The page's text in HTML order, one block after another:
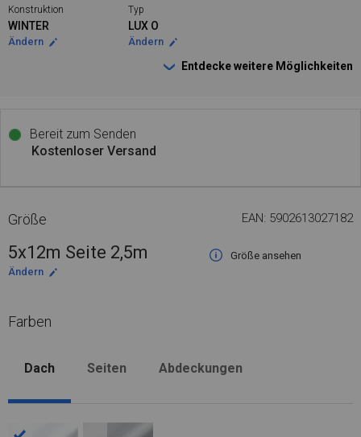
Konstruktion
WINTER
Ändern
Typ
LUX O
Ändern
Entdecke weitere Möglichkeiten
Bereit zum Senden
Kostenloser Versand
Größe EAN: 5902613027182
5x12m Seite 2,5m
Größe ansehen
Ändern
Farben
Dach Seiten Abdeckungen